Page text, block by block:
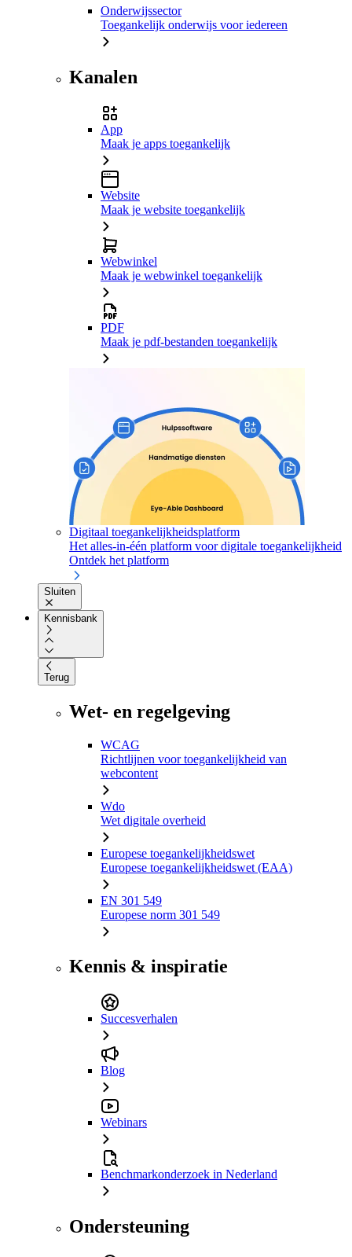
Onderwijssector
Toegankelijk onderwijs voor iedereen
Kanalen
App
Maak je apps toegankelijk
Website
Maak je website toegankelijk
Webwinkel
Maak je webwinkel toegankelijk
PDF
Maak je pdf-bestanden toegankelijk
Digitaal toegankelijkheidsplatform
Het alles-in-één platform voor digitale toegankelijkheid
Ontdek het platform
Sluiten
Kennisbank
Terug
Wet- en regelgeving
WCAG
Richtlijnen voor toegankelijkheid van
webcontent
Wdo
Wet digitale overheid
Europese toegankelijkheidswet
Europese toegankelijkheidswet (EAA)
EN 301 549
Europese norm 301 549
Kennis & inspiratie
Succesverhalen
Blog
Webinars
Benchmarkonderzoek in Nederland
Ondersteuning